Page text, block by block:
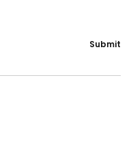
Submit